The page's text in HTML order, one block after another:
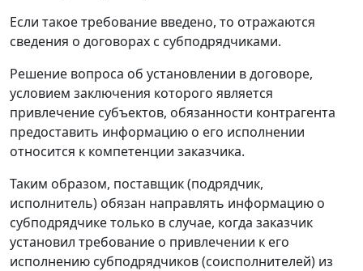
Если такое требование введено, то отражаются
сведения о договорах с субподрядчиками.
Решение вопроса об установлении в договоре,
условием заключения которого является
привлечение субъектов, обязанности контрагента
предоставить информацию о его исполнении
относится к компетенции заказчика.
Таким образом, поставщик (подрядчик,
исполнитель) обязан направлять информацию о
субподрядчике только в случае, когда заказчик
установил требование о привлечении к его
исполнению субподрядчиков (соисполнителей) из